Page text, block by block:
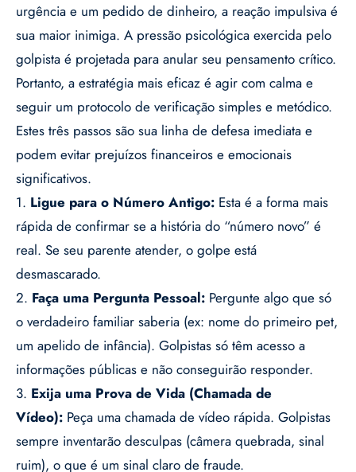
urgência e um pedido de dinheiro, a reação impulsiva é
sua maior inimiga. A pressão psicológica exercida pelo
golpista é projetada para anular seu pensamento crítico.
Portanto, a estratégia mais eficaz é agir com calma e
seguir um protocolo de verificação simples e metódico.
Estes três passos são sua linha de defesa imediata e
podem evitar prejuízos financeiros e emocionais
significativos.
1. Ligue para o Número Antigo: Esta é a forma mais
rápida de confirmar se a história do “número novo” é
real. Se seu parente atender, o golpe está
desmascarado.
2. Faça uma Pergunta Pessoal: Pergunte algo que só
o verdadeiro familiar saberia (ex: nome do primeiro pet,
um apelido de infância). Golpistas só têm acesso a
informações públicas e não conseguirão responder.
3. Exija uma Prova de Vida (Chamada de
Vídeo): Peça uma chamada de vídeo rápida. Golpistas
sempre inventarão desculpas (câmera quebrada, sinal
ruim), o que é um sinal claro de fraude.